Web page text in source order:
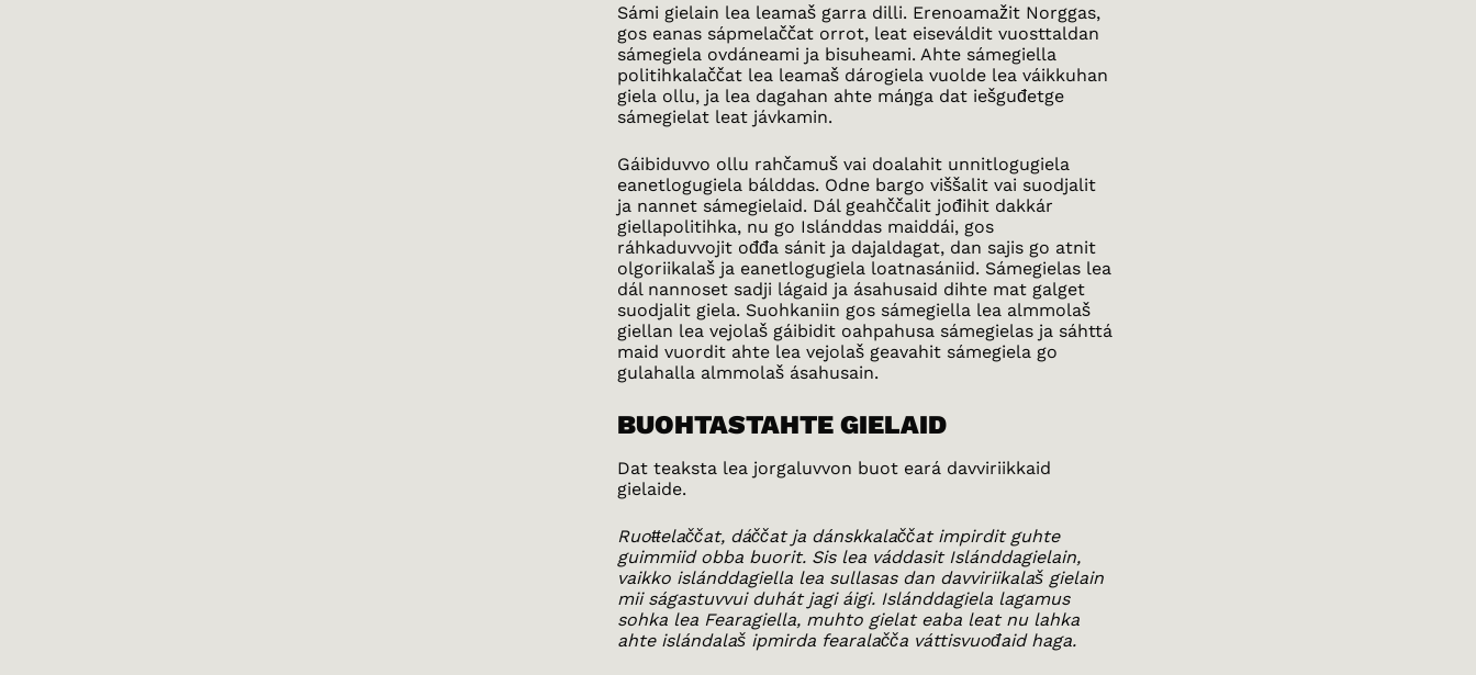
Sámi gielain lea leamaš garra dilli. Erenoamažit Norggas,
gos eanas sápmelaččat orrot, leat eiseváldit vuosttaldan
sámegiela ovdáneami ja bisuheami. Ahte sámegiella
politihkalaččat lea leamaš dárogiela vuolde lea váikkuhan
giela ollu, ja lea dagahan ahte máŋga dat iešguđetge
sámegielat leat jávkamin.
Gáibiduvvo ollu rahčamuš vai doalahit unnitlogugiela
eanetlogugiela bálddas. Odne bargo viššalit vai suodjalit
ja nannet sámegielaid. Dál geahččalit jođihit dakkár
giellapolitihka, nu go Islánddas maiddái, gos
ráhkaduvvojit ođđa sánit ja dajaldagat, dan sajis go atnit
olgoriikalaš ja eanetlogugiela loatnasániid. Sámegielas lea
dál nannoset sadji lágaid ja ásahusaid dihte mat galget
suodjalit giela. Suohkaniin gos sámegiella lea almmolaš
giellan lea vejolaš gáibidit oahpahusa sámegielas ja sáhttá
maid vuordit ahte lea vejolaš geavahit sámegiela go
gulahalla almmolaš ásahusain.
BUOHTASTAHTE GIELAID
Dat teaksta lea jorgaluvvon buot eará davviriikkaid
gielaide.
Ruoŧŧelaččat, dáččat ja dánskkalaččat impirdit guhte
guimmiid obba buorit. Sis lea váddasit Islánddagielain,
vaikko islánddagiella lea sullasas dan davviriikalaš gielain
mii ságastuvvui duhát jagi áigi. Islánddagiela lagamus
sohka lea Fearagiella, muhto gielat eaba leat nu lahka
ahte islándalaš ipmirda fearalačča váttisvuođaid haga.